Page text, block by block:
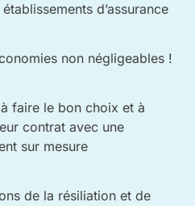
d’assurance
non négligeables !
faire le bon choix et à
contrat avec une
sur mesure
de la résiliation et de